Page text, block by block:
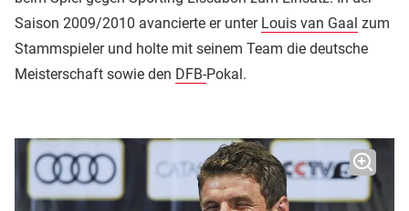
Saison 2009/2010 avancierte er unter Louis van Gaal zum
Stammspieler und holte mit seinem Team die deutsche
Meisterschaft sowie den DFB-Pokal.